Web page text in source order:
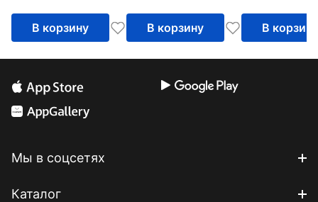
В корзину В корзину В корзину
Мы в соцсетях
Каталог